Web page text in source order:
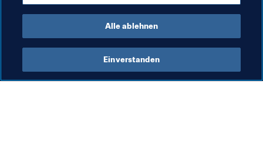
FIFA-Fanpreis: Fans von Borussia Dortmund, Fans von
Celtic Glasgow, Fans des FC Kopenhagen
Alle ablehnen
Einverstanden